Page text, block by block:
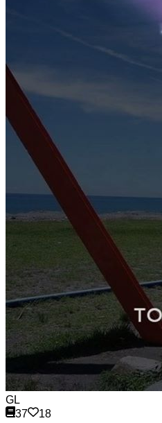
GL
37
18